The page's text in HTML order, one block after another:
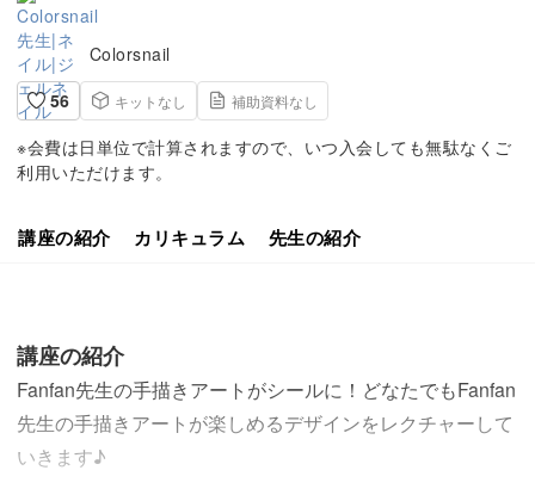
Colorsnail
56
キットなし 補助資料なし
※会費は日単位で計算されますので、いつ入会しても無駄なくご
利用いただけます。
講座の紹介 カリキュラム 先生の紹介
講座の紹介
Fanfan先生の手描きアートがシールに！どなたでもFanfan
先生の手描きアートが楽しめるデザインをレクチャーして
いきます♪